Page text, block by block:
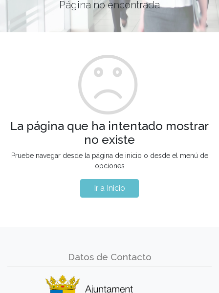
Página no encontrada
La página que ha intentado mostrar
no existe
Pruebe navegar desde la página de inicio o desde el menú de
opciones
Ir a Inicio
Datos de Contacto